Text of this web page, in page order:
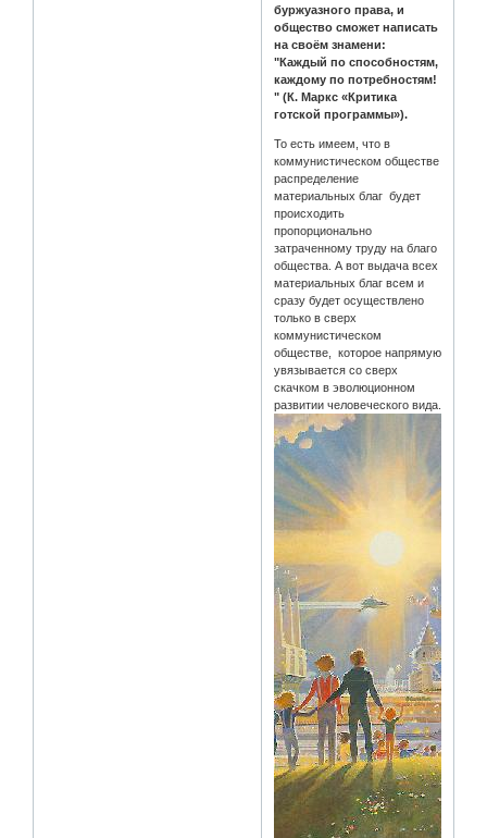
буржуазного права, и
общество сможет написать
на своём знамени:
"Каждый по способностям,
каждому по потребностям!
" (К. Маркс «Критика
готской программы»).
То есть имеем, что в
коммунистическом обществе
распределение
материальных благ будет
происходить
пропорционально
затраченному труду на благо
общества. А вот выдача всех
материальных благ всем и
сразу будет осуществлено
только в сверх
коммунистическом
обществе, которое напрямую
увязывается со сверх
скачком в эволюционном
развитии человеческого вида.